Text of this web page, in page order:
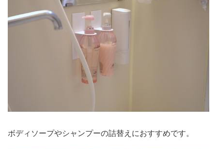
ボディソープやシャンプーの詰替えにおすすめです。